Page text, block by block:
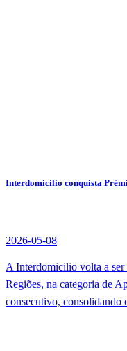
Interdomicilio conquista
2026-05-08
A Interdomicilio volta a
Regiões, na categoria de
consecutivo, consolidando